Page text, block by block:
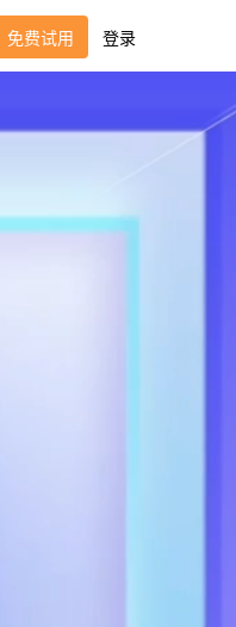
免费试用 登录